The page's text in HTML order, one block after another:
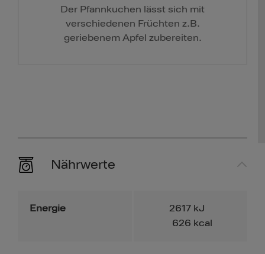
Der Pfannkuchen lässt sich mit
verschiedenen Früchten z.B.
geriebenem Apfel zubereiten.
Nährwerte
Energie 2617 kJ
626 kcal